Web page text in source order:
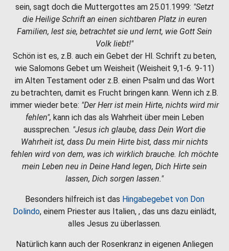
sein, sagt doch die Muttergottes am 25.01.1999: "Setzt
die Heilige Schrift an einen sichtbaren Platz in euren
Familien, lest sie, betrachtet sie und lernt, wie Gott Sein
Volk liebt!"
Schön ist es, z.B. auch ein Gebet der Hl. Schrift zu beten,
wie Salomons Gebet um Weisheit (Weisheit 9,1-6. 9-11)
im Alten Testament oder z.B. einen Psalm und das Wort
zu betrachten, damit es Frucht bringen kann. Wenn ich z.B.
immer wieder bete: "Der Herr ist mein Hirte, nichts wird mir
fehlen", kann ich das als Wahrheit über mein Leben
aussprechen. "Jesus ich glaube, dass Dein Wort die
Wahrheit ist, dass Du mein Hirte bist, dass mir nichts
fehlen wird von dem, was ich wirklich brauche. Ich möchte
mein Leben neu in Deine Hand legen, Dich Hirte sein
lassen, Dich sorgen lassen."
Besonders hilfreich ist das Hingabegebet von Don
Dolindo, einem Priester aus Italien, , das uns dazu einlädt,
alles Jesus zu überlassen.
Natürlich kann auch der Rosenkranz in eigenen Anliegen